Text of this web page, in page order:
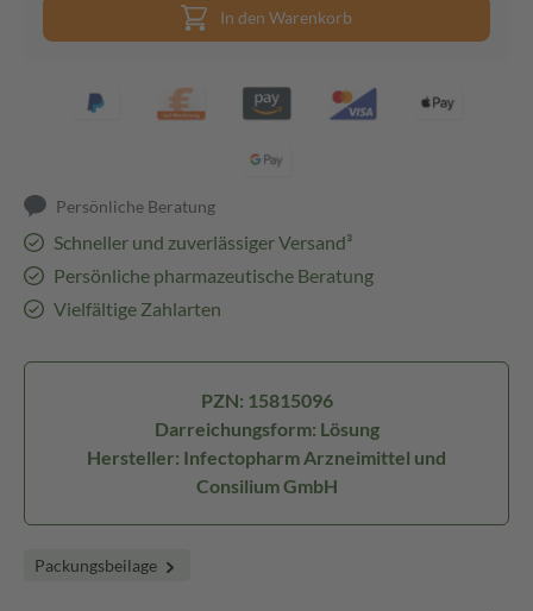
In den Warenkorb
Persönliche Beratung
Schneller und zuverlässiger Versand³
Persönliche pharmazeutische Beratung
Vielfältige Zahlarten
PZN: 15815096
Darreichungsform: Lösung
Hersteller: Infectopharm Arzneimittel und
Consilium GmbH
Packungsbeilage